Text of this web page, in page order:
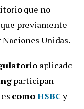
que no
previamente
Naciones Unidas.
aplicado
participan
como HSBCy